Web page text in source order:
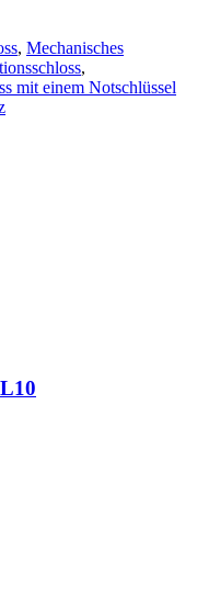
, Mechanisches
,
mit einem Notschlüssel